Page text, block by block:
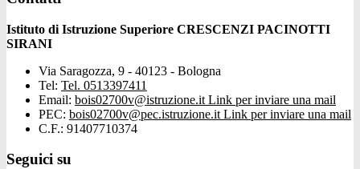
Istituto di Istruzione Superiore CRESCENZI PACINOTTI
SIRANI
Via Saragozza, 9 - 40123 - Bologna
Tel: Tel. 0513397411
Email: bois02700v@istruzione.it Link per inviare una mail
PEC: bois02700v@pec.istruzione.it Link per inviare una mail
C.F.: 91407710374
Seguici su